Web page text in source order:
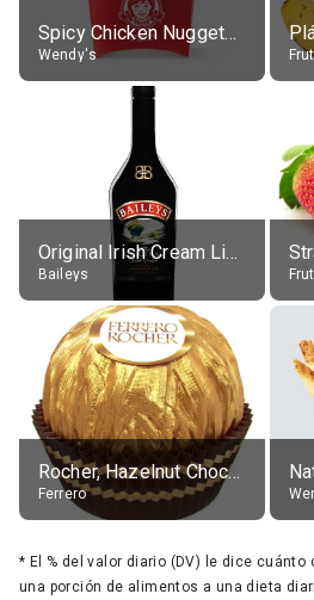
Spicy Chicken Nuggets, without sauce
Wendy's
Original Irish Cream Liqueur (17% alc.)
Baileys
Rocher, Hazelnut Chocolate Ball
Ferrero
* El % del valor diario (DV) le dice
una porción de alimentos a una dieta